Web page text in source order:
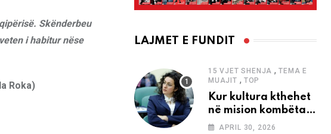
Skënderbeu
i habitur nëse
Roka)
LAJMET E FUNDIT
15 VJET SHENJA ,TEMA E
MUAJIT , TOP
Kur kultura kthehet
në mision kombëtar
edhe në
APRIL 30, 2026